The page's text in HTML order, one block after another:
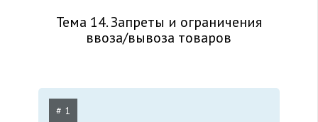
Тема 14. Запреты и ограничения
ввоза/вывоза товаров
# 1